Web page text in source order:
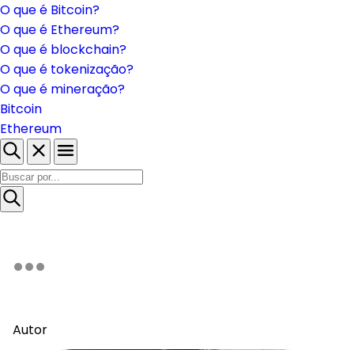
O que é Bitcoin?
O que é Ethereum?
O que é blockchain?
O que é tokenização?
O que é mineração?
Bitcoin
Ethereum
Autor